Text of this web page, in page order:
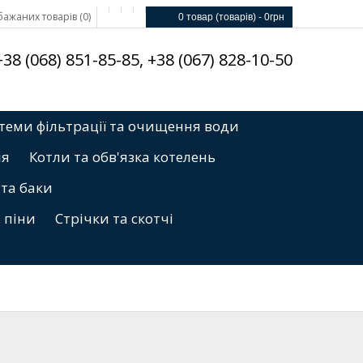
0 товар (товарів) - 0грн
товарів (0)
(068) 851-85-85, +38 (067) 828-10-50
фільтрації та очищення води
Котли та обв'язка котелень
баки
піни
Стрічки та скотчі